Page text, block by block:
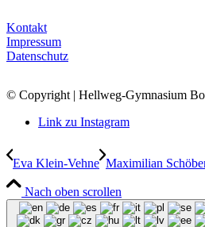
Kontakt
Impressum
Datenschutz
© Copyright | Hellweg-Gymnasium
Link zu Instagram
Eva Klein-Vehne Maximilian
Nach oben scrollen